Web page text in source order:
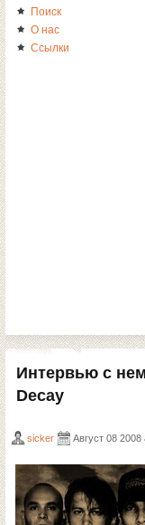
Поиск
О нас
Ссылки
Интервью с
Decay
sicker Август 08 2008